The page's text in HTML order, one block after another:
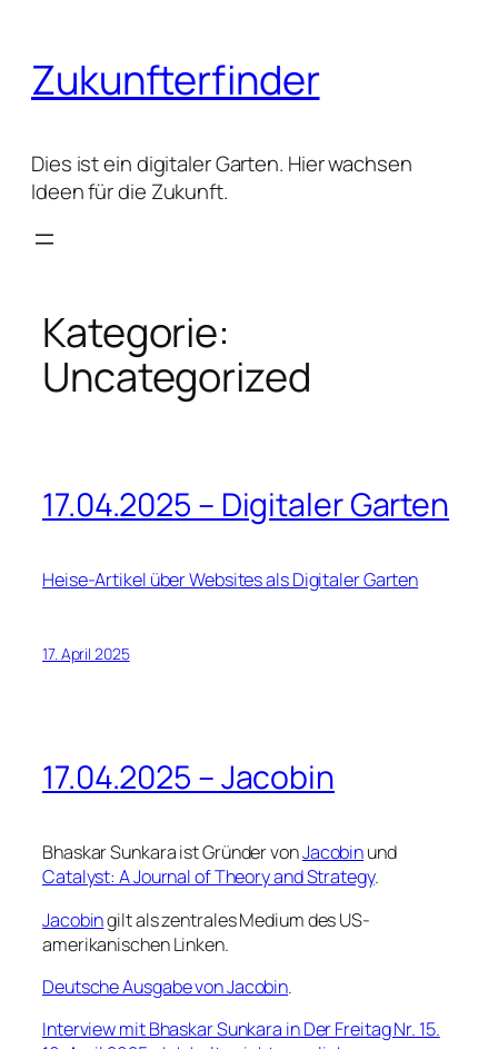
springen
Zukunfterfinder
Dies ist ein digitaler Garten. Hier wachsen
Ideen für die Zukunft.
Kategorie:
Uncategorized
17.04.2025 – Digitaler Garten
Heise-Artikel über Websites als Digitaler Garten
17. April 2025
17.04.2025 – Jacobin
Bhaskar Sunkara ist Gründer vonJacobinund
Catalyst: A Journal of Theory and Strategy.
Jacobingilt als zentrales Medium des US-
amerikanischen Linken.
Deutsche Ausgabe von Jacobin.
Interview mit Bhaskar Sunkara in Der Freitag Nr. 15.